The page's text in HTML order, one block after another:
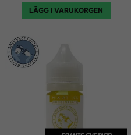
LÄGG I VARUKORGEN